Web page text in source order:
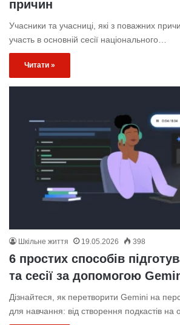
причин
Учасники та учасниці, які з поважних
участь в основній сесії національного…
Читати »
Шкільне життя 19.05.2026 398
6 простих способів
та сесії за допомогою
Дізнайтеся, як перетворити Gemini на
для навчання: від створення подкастів на